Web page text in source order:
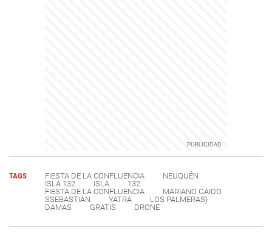
TAGS FIESTA DE LA CONFLUENCIA
NEUQUÉN
ISLA 132
ISLA
132
FIESTA DE LA CONFLUENCIA
MARIANO GAIDO
SSEBASTIÁN
YATRA
LOS PALMERAS}
DAMAS
GRATIS DRONE